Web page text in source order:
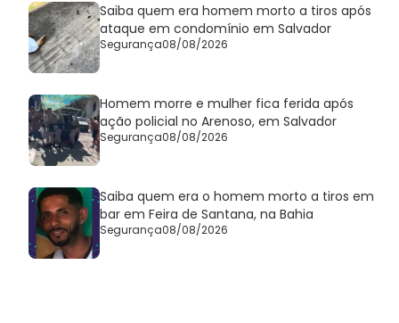
Saiba quem era homem morto a tiros após
ataque em condomínio em Salvador
Segurança08/08/2026
Homem morre e mulher fica ferida após
ação policial no Arenoso, em Salvador
Segurança08/08/2026
Saiba quem era o homem morto a tiros em
bar em Feira de Santana, na Bahia
Segurança08/08/2026